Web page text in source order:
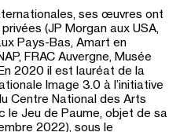
ses œuvres ont
(JP Morgan aux USA,
Pays-Bas, Amart en
FRAC Auvergne, Musée
2020 il est lauréat de la
Image 3.0 à l’initiative
Centre National des Arts
le Jeu de Paume, objet de sa
2022), sous le